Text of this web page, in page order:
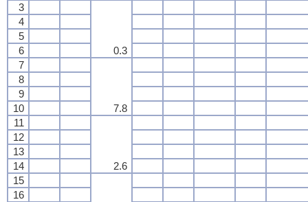
3
0.3
4
5
6
7
7.8
8
9
10
11
2.6
12
13
14
15
16